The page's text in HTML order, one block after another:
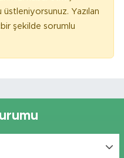
Yazılan
şekilde sorumlu